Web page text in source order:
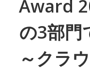
Award
の3部門
～クラ